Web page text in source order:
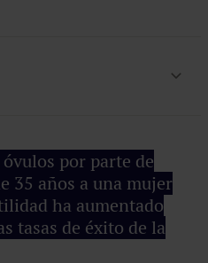
por parte de
35 años a una mujer
ha aumentado
tasas de éxito de la